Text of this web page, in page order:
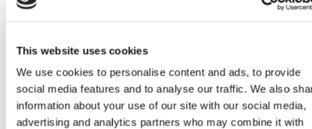
This website uses cookies
We use cookies to personalise content and ads, to provide
social media features and to analyse our traffic. We also
information about your use of our site with our social media,
advertising and analytics partners who may combine it with